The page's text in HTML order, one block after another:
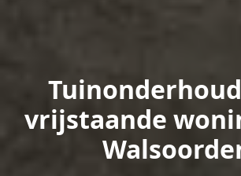
vrijstaande